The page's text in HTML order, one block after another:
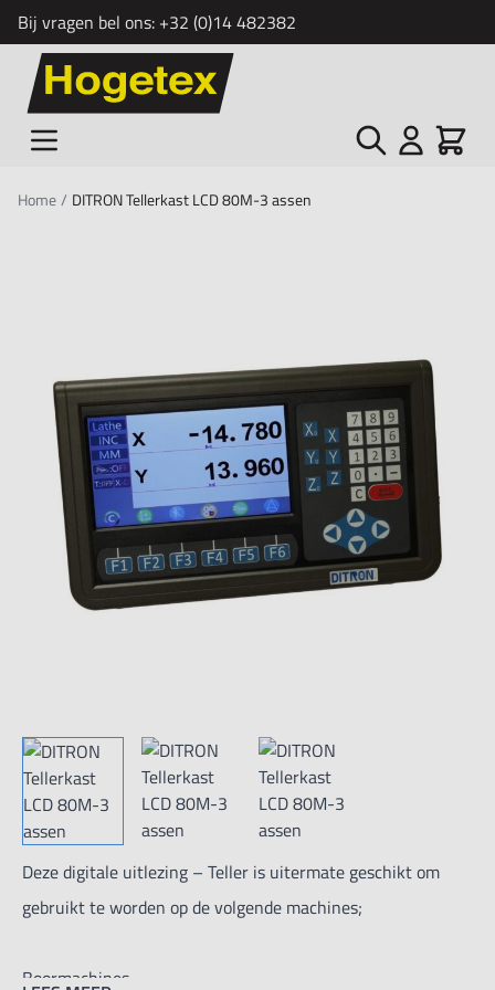
Bij vragen bel ons: +32 (0)14 482382
Ga naar de inhoud
Zoek Cart
Home/ DITRON Tellerkast LCD 80M-3 assen
Deze digitale uitlezing – Teller is uitermate geschikt om
gebruikt te worden op de volgende machines;
Boormachines